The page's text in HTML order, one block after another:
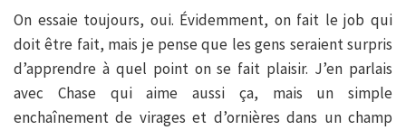
On essaie toujours, oui. Évidemment, on fait le job qui
doit être fait, mais je pense que les gens seraient surpris
d’apprendre à quel point on se fait plaisir. J’en parlais
avec Chase qui aime aussi ça, mais un simple
enchaînement de virages et d’ornières dans un champ